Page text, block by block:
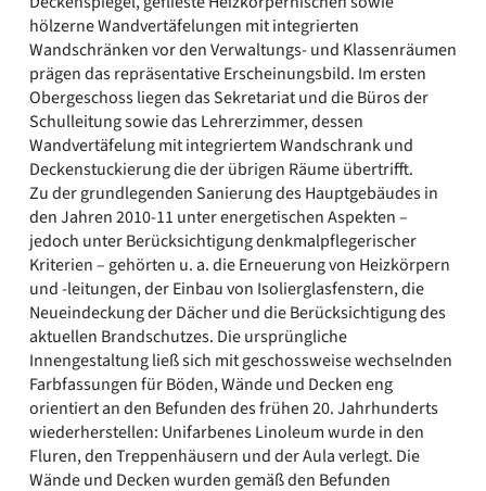
hölzerne Wandvertäfelungen mit integrierten
Wandschränken vor den Verwaltungs- und Klassenräumen
prägen das repräsentative Erscheinungsbild. Im ersten
Obergeschoss liegen das Sekretariat und die Büros der
Schulleitung sowie das Lehrerzimmer, dessen
Wandvertäfelung mit integriertem Wandschrank und
Deckenstuckierung die der übrigen Räume übertrifft.
Zu der grundlegenden Sanierung des Hauptgebäudes in
den Jahren 2010-11 unter energetischen Aspekten –
jedoch unter Berücksichtigung denkmalpflegerischer
Kriterien – gehörten u. a. die Erneuerung von Heizkörpern
und -leitungen, der Einbau von Isolierglasfenstern, die
Neueindeckung der Dächer und die Berücksichtigung des
aktuellen Brandschutzes. Die ursprüngliche
Innengestaltung ließ sich mit geschossweise wechselnden
Farbfassungen für Böden, Wände und Decken eng
orientiert an den Befunden des frühen 20. Jahrhunderts
wiederherstellen: Unifarbenes Linoleum wurde in den
Fluren, den Treppenhäusern und der Aula verlegt. Die
Wände und Decken wurden gemäß den Befunden